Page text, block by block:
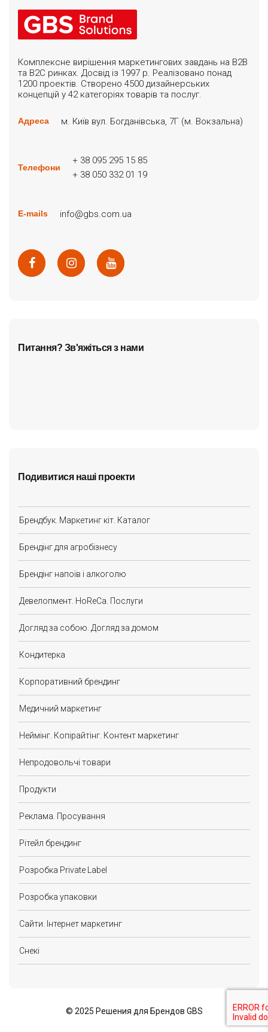
Комплексне вирішення маркетингових завдань на B2B
та B2C ринках. Досвід із 1997 р. Реалізовано понад
1200 проектів. Створено 4500 дизайнерських
концепцій у 42 категоріях товарів та послуг.
Адреса м. Київ вул. Богданівська, 7Г (м. Вокзальна)
Телефони
+ 38 095 295 15 85
+ 38 050 332 01 19
E-mails info@gbs.com.ua
Питання? Зв'яжіться з нами
Подивитися наші проекти
Брендбук. Маркетинг кіт. Каталог
Брендінг для агробізнесу
Брендінг напоїв і алкоголю
Девелопмент. HoReCa. Послуги
Догляд за собою. Догляд за домом
Кондитерка
Корпоративний брендинг
Медичний маркетинг
Неймінг. Копірайтінг. Контент маркетинг
Непродовольчі товари
Продукти
Реклама. Просування
Рітейл брендинг
Розробка Private Label
Розробка упаковки
Сайти. Інтернет маркетинг
Снекі
© 2025 Решения для Брендов GBS